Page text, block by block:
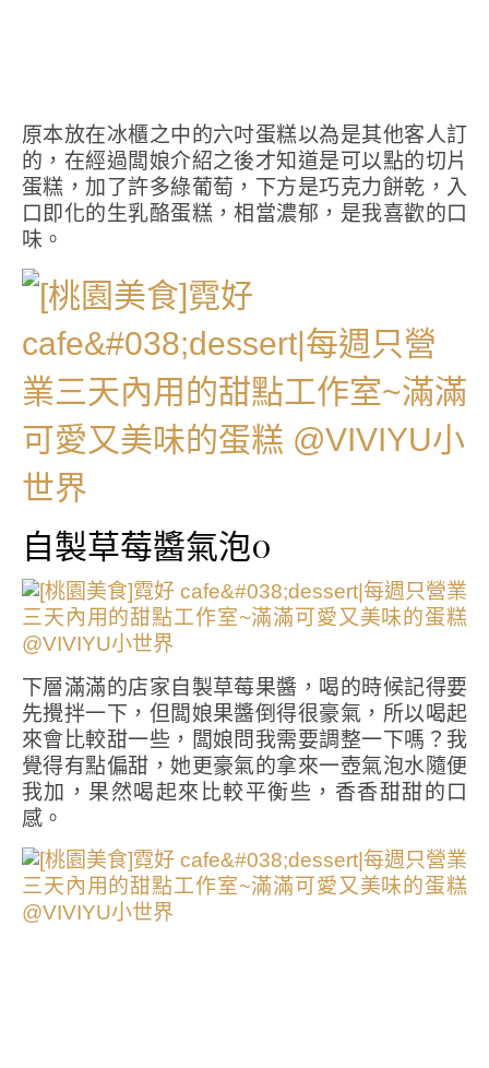
原本放在冰櫃之中的六吋蛋糕以為是其他客人訂
的，在經過闆娘介紹之後才知道是可以點的切片
蛋糕，加了許多綠葡萄，下方是巧克力餅乾，入
口即化的生乳酪蛋糕，相當濃郁，是我喜歡的口
味。
自製草莓醬氣泡0
下層滿滿的店家自製草莓果醬，喝的時候記得要
先攪拌一下，但闆娘果醬倒得很豪氣，所以喝起
來會比較甜一些，闆娘問我需要調整一下嗎？我
覺得有點偏甜，她更豪氣的拿來一壺氣泡水隨便
我加，果然喝起來比較平衡些，香香甜甜的口
感。